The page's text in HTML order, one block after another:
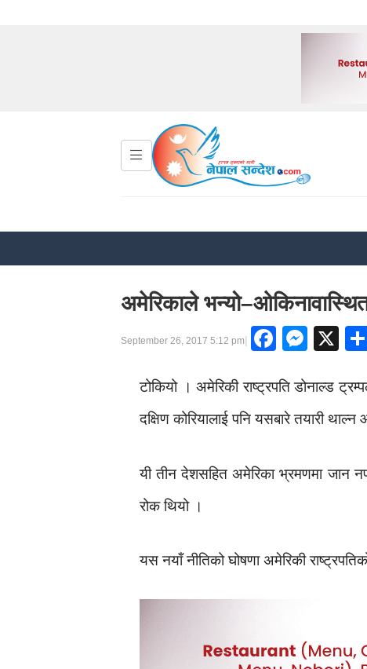
अमेरिकाले
September 26, 2017 5:12 pm| X
टोकियो । अमेरिकी राष्ट्रपति डोनाल्ड
दक्षिण कोरियालाई पनि यसबारे तयारी
यी तीन देशसहित अमेरिका भ्रमणमा जान
रोक थियो ।
यस नयाँ नीतिको घोषणा अमेरिकी